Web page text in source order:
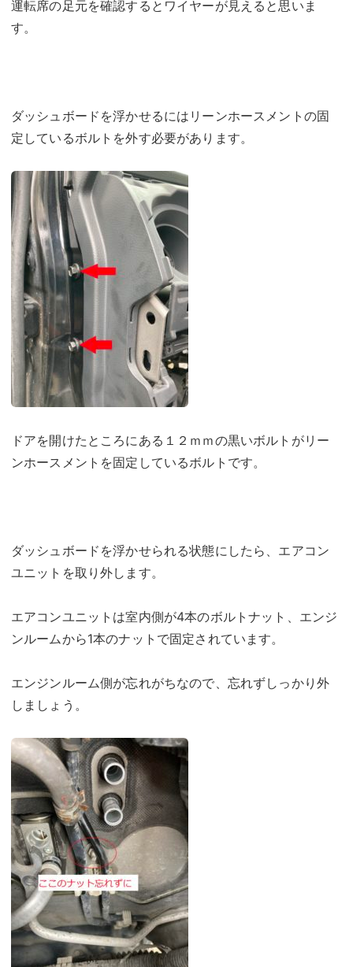
運転席の足元を確認するとワイヤーが見えると思いま
す。
ダッシュボードを浮かせるにはリーンホースメントの固
定しているボルトを外す必要があります。
ドアを開けたところにある１２ｍｍの黒いボルトがリー
ンホースメントを固定しているボルトです。
ダッシュボードを浮かせられる状態にしたら、エアコン
ユニットを取り外します。
エアコンユニットは室内側が4本のボルトナット、エンジ
ンルームから1本のナットで固定されています。
エンジンルーム側が忘れがちなので、忘れずしっかり外
しましょう。